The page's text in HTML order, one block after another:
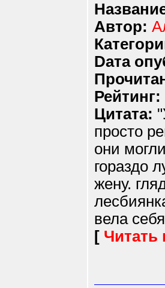
Автор:
Dата
Рейтинг:
Цитата:
просто
они
гораздо
жену.
вела
[ Читать